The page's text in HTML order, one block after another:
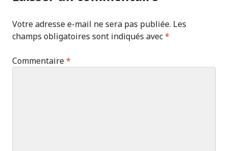
Votre adresse e-mail ne sera pas publiée. Les
champs obligatoires sont indiqués avec*
Commentaire*